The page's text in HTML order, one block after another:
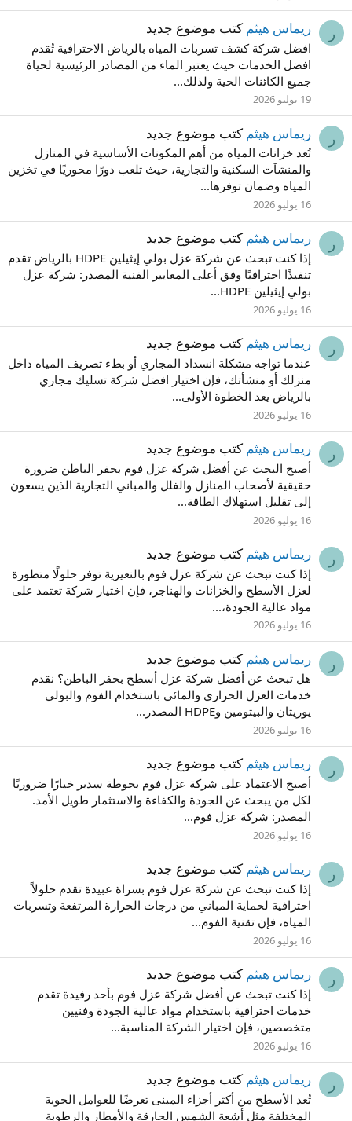
ر ريماس هيثم كتب موضوع جديد
افضل شركة كشف تسربات المياه بالرياض الاحترافية تُقدم
افضل الخدمات حيث يعتبر الماء من المصادر الرئيسية لحياة
جميع الكائنات الحية ولذلك...
19 يوليو 2026
ر ريماس هيثم كتب موضوع جديد
تُعد خزانات المياه من أهم المكونات الأساسية في المنازل
والمنشآت السكنية والتجارية، حيث تلعب دورًا محوريًا في تخزين
المياه وضمان توفرها...
16 يوليو 2026
ر ريماس هيثم كتب موضوع جديد
إذا كنت تبحث عن شركة عزل بولي إيثيلين HDPE بالرياض تقدم
تنفيذًا احترافيًا وفق أعلى المعايير الفنية المصدر: شركة عزل
بولي إيثيلين HDPE...
16 يوليو 2026
ر ريماس هيثم كتب موضوع جديد
عندما تواجه مشكلة انسداد المجاري أو بطء تصريف المياه داخل
منزلك أو منشأتك، فإن اختيار افضل شركة تسليك مجاري
بالرياض يعد الخطوة الأولى...
16 يوليو 2026
ر ريماس هيثم كتب موضوع جديد
أصبح البحث عن أفضل شركة عزل فوم بحفر الباطن ضرورة
حقيقية لأصحاب المنازل والفلل والمباني التجارية الذين يسعون
إلى تقليل استهلاك الطاقة...
16 يوليو 2026
ر ريماس هيثم كتب موضوع جديد
إذا كنت تبحث عن شركة عزل فوم بالنعيرية توفر حلولًا متطورة
لعزل الأسطح والخزانات والهناجر، فإن اختيار شركة تعتمد على
مواد عالية الجودة،...
16 يوليو 2026
ر ريماس هيثم كتب موضوع جديد
هل تبحث عن أفضل شركة عزل أسطح بحفر الباطن؟ نقدم
خدمات العزل الحراري والمائي باستخدام الفوم والبولي
يوريثان والبيتومين وHDPE المصدر...
16 يوليو 2026
ر ريماس هيثم كتب موضوع جديد
أصبح الاعتماد على شركة عزل فوم بحوطة سدير خيارًا ضروريًا
لكل من يبحث عن الجودة والكفاءة والاستثمار طويل الأمد.
المصدر: شركة عزل فوم...
16 يوليو 2026
ر ريماس هيثم كتب موضوع جديد
إذا كنت تبحث عن شركة عزل فوم بسراة عبيدة تقدم حلولاً
احترافية لحماية المباني من درجات الحرارة المرتفعة وتسربات
المياه، فإن تقنية الفوم...
16 يوليو 2026
ر ريماس هيثم كتب موضوع جديد
إذا كنت تبحث عن أفضل شركة عزل فوم بأحد رفيدة تقدم
خدمات احترافية باستخدام مواد عالية الجودة وفنيين
متخصصين، فإن اختيار الشركة المناسبة...
16 يوليو 2026
ر ريماس هيثم كتب موضوع جديد
تُعد الأسطح من أكثر أجزاء المبنى تعرضًا للعوامل الجوية
المختلفة مثل أشعة الشمس الحارقة والأمطار والرطوبة